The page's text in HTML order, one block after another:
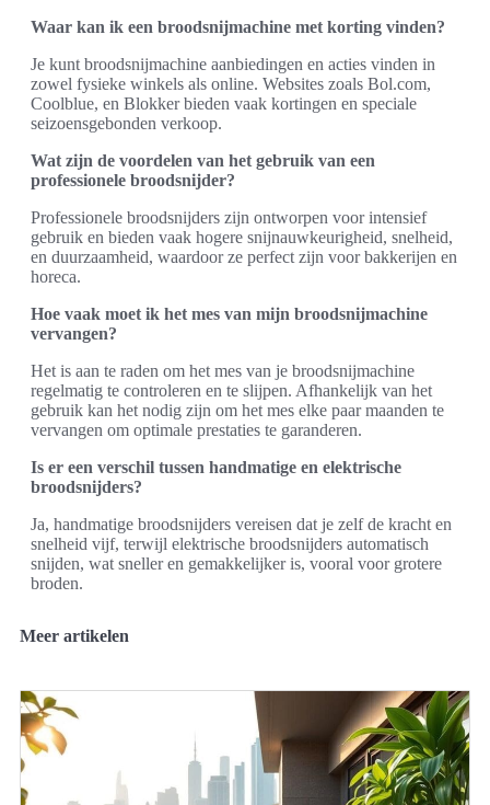
Waar kan ik een broodsnijmachine met korting vinden?
Je kunt broodsnijmachine aanbiedingen en acties vinden in
zowel fysieke winkels als online. Websites zoals Bol.com,
Coolblue, en Blokker bieden vaak kortingen en speciale
seizoensgebonden verkoop.
Wat zijn de voordelen van het gebruik van een
professionele broodsnijder?
Professionele broodsnijders zijn ontworpen voor intensief
gebruik en bieden vaak hogere snijnauwkeurigheid, snelheid,
en duurzaamheid, waardoor ze perfect zijn voor bakkerijen en
horeca.
Hoe vaak moet ik het mes van mijn broodsnijmachine
vervangen?
Het is aan te raden om het mes van je broodsnijmachine
regelmatig te controleren en te slijpen. Afhankelijk van het
gebruik kan het nodig zijn om het mes elke paar maanden te
vervangen om optimale prestaties te garanderen.
Is er een verschil tussen handmatige en elektrische
broodsnijders?
Ja, handmatige broodsnijders vereisen dat je zelf de kracht en
snelheid vijf, terwijl elektrische broodsnijders automatisch
snijden, wat sneller en gemakkelijker is, vooral voor grotere
broden.
Meer artikelen